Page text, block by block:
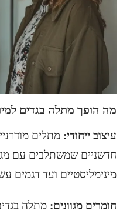
מה הופך מתלה בגדים
עיצוב ייחודי: מתלים
חדשניים שמשתלבים עם
מינימליסטיים ועד דגמים
חומרים מגוונים: מתלה